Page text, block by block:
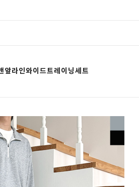
라인와이드트레이닝세트